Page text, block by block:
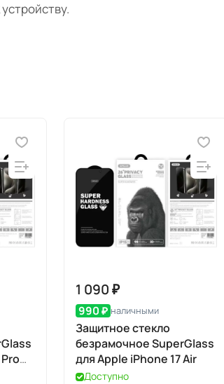
1 090 ₽
990 ₽ наличными
Защитное стекло
безрамочное SuperGlass
для Apple iPhone 17 Air
Доступно